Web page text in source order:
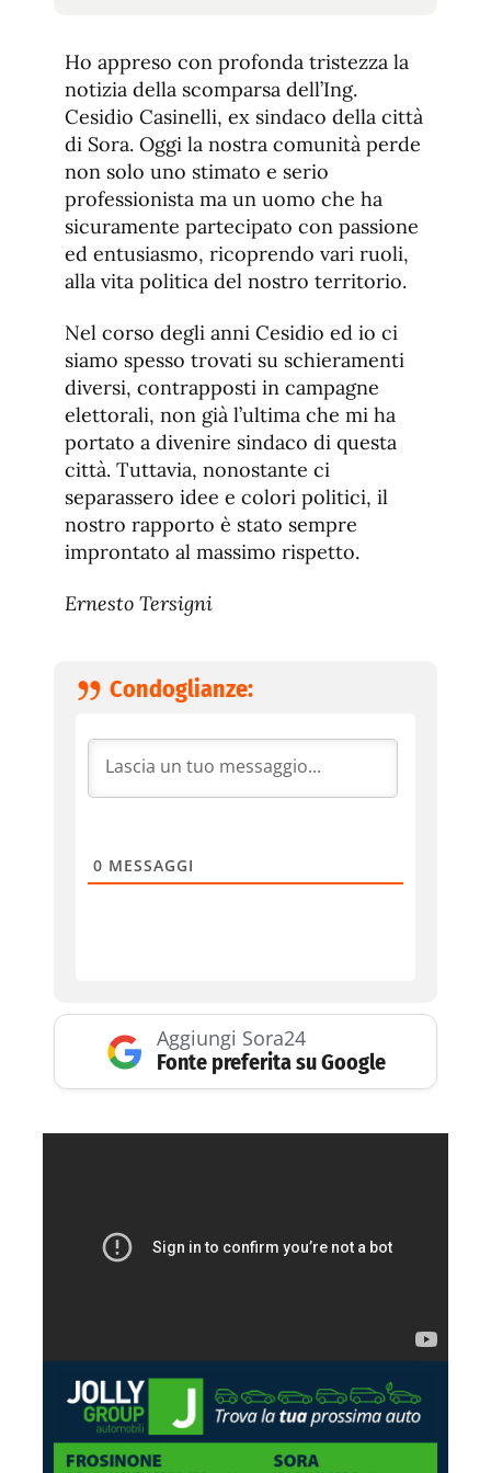
de
fuente
de
fuente.
Ho appreso con profonda tristezza la
notizia della scomparsa dell’Ing.
Cesidio Casinelli, ex sindaco della città
di Sora. Oggi la nostra comunità perde
non solo uno stimato e serio
professionista ma un uomo che ha
sicuramente partecipato con passione
ed entusiasmo, ricoprendo vari ruoli,
alla vita politica del nostro territorio.
Nel corso degli anni Cesidio ed io ci
siamo spesso trovati su schieramenti
diversi, contrapposti in campagne
elettorali, non già l’ultima che mi ha
portato a divenire sindaco di questa
città. Tuttavia, nonostante ci
separassero idee e colori politici, il
nostro rapporto è stato sempre
improntato al massimo rispetto.
Ernesto Tersigni
Condoglianze:
0 MESSAGGI
Aggiungi Sora24
Fonte preferita su Google